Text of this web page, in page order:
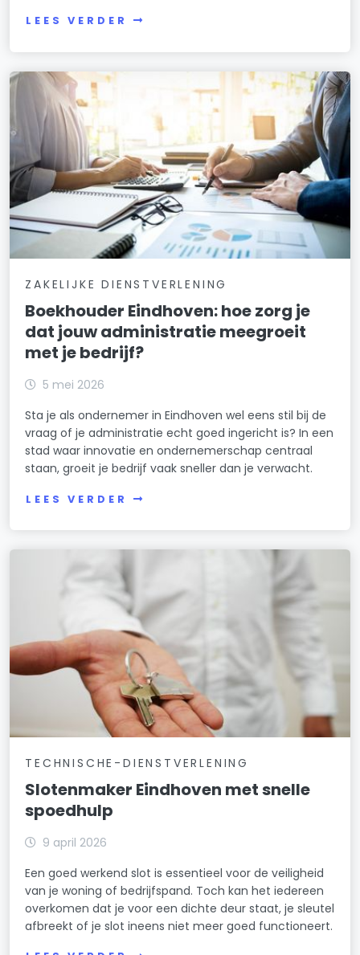
LEES VERDER
ZAKELIJKE DIENSTVERLENING
Boekhouder Eindhoven: hoe zorg je
dat jouw administratie meegroeit
met je bedrijf?
5 mei 2026
Sta je als ondernemer in Eindhoven wel eens stil bij de
vraag of je administratie echt goed ingericht is? In een
stad waar innovatie en ondernemerschap centraal
staan, groeit je bedrijf vaak sneller dan je verwacht.
LEES VERDER
TECHNISCHE-DIENSTVERLENING
Slotenmaker Eindhoven met snelle
spoedhulp
9 april 2026
Een goed werkend slot is essentieel voor de veiligheid
van je woning of bedrijfspand. Toch kan het iedereen
overkomen dat je voor een dichte deur staat, je sleutel
afbreekt of je slot ineens niet meer goed functioneert.